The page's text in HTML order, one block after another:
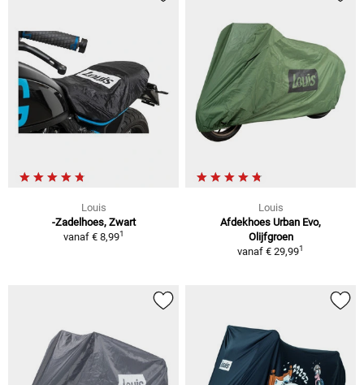
Louis
-Zadelhoes, Zwart
vanaf € 8,991
Louis
Afdekhoes Urban Evo,
Olijfgroen
vanaf € 29,991